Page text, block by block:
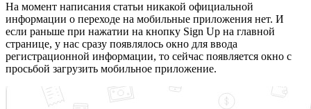
На момент написания статьи никакой официальной
информации о переходе на мобильные приложения нет. И
если раньше при нажатии на кнопку Sign Up на главной
странице, у нас сразу появлялось окно для ввода
регистрационной информации, то сейчас появляется окно с
просьбой загрузить мобильное приложение.